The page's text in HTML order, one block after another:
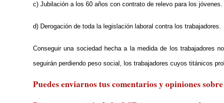
c) Jubilación a los 60 años con contrato de relevo para los jóvenes.
d) Derogación de toda la legislación laboral contra los trabajadores.
Conseguir una sociedad hecha a la medida de los trabajadores
seguirán perdiendo peso social, los trabajadores cuyos titánicos
Puedes enviarnos tus comentarios y opiniones